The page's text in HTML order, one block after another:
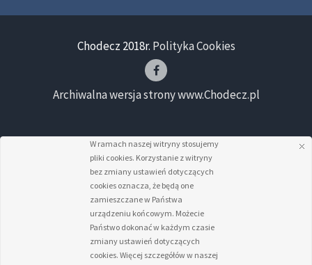
Chodecz 2018r. Polityka Cookies
Archiwalna wersja strony www.Chodecz.pl
W ramach naszej witryny stosujemy
pliki cookies. Korzystanie z witryny
bez zmiany ustawień dotyczących
cookies oznacza, że będą one
zamieszczane w Państwa
urządzeniu końcowym. Możecie
Państwo dokonać w każdym czasie
zmiany ustawień dotyczących
cookies. Więcej szczegółów w naszej